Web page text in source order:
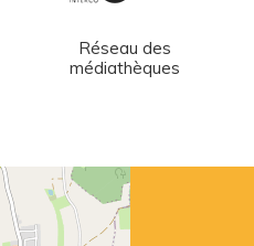
Réseau des
médiathèques